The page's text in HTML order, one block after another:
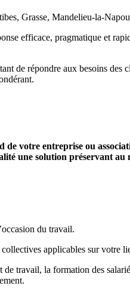
Grasse, Mandelieu-la-
efficace, pragmatique et
de répondre aux besoins des
votre entreprise ou
une solution préservant au
du travail.
applicables sur votre
travail, la formation des